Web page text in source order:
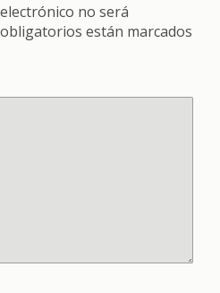
no será
están marcados